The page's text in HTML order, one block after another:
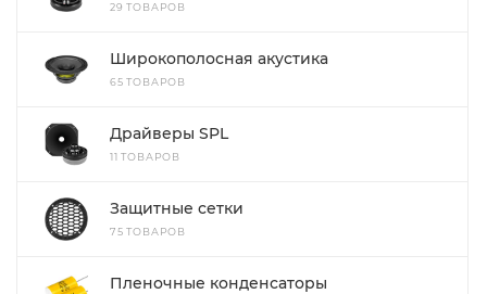
29 ТОВАРОВ
Широкополосная акустика
65 ТОВАРОВ
Драйверы SPL
11 ТОВАРОВ
Защитные сетки
75 ТОВАРОВ
Пленочные конденсаторы